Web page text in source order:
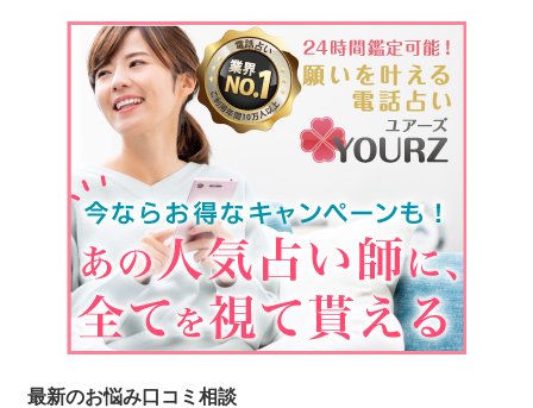
最新のお悩み口コミ相談